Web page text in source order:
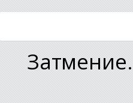
Затмение.